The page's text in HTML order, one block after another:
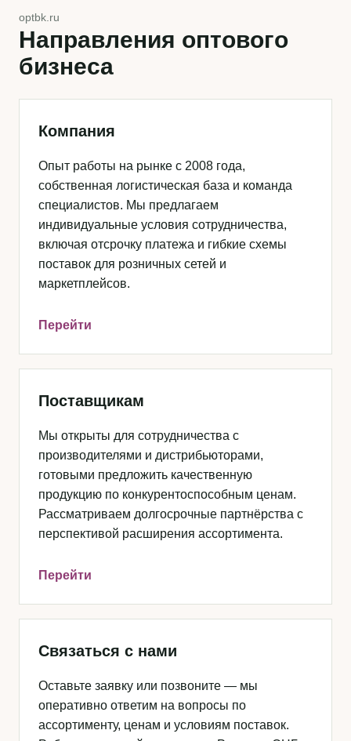
optbk.ru
Направления оптового
бизнеса
Компания
Опыт работы на рынке с 2008 года,
собственная логистическая база и команда
специалистов. Мы предлагаем
индивидуальные условия сотрудничества,
включая отсрочку платежа и гибкие схемы
поставок для розничных сетей и
маркетплейсов.
Перейти
Поставщикам
Мы открыты для сотрудничества с
производителями и дистрибьюторами,
готовыми предложить качественную
продукцию по конкурентоспособным ценам.
Рассматриваем долгосрочные партнёрства с
перспективой расширения ассортимента.
Перейти
Связаться с нами
Оставьте заявку или позвоните — мы
оперативно ответим на вопросы по
ассортименту, ценам и условиям поставок.